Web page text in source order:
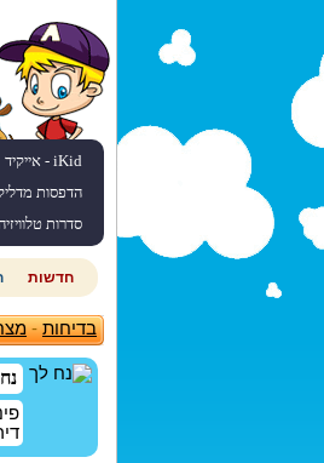
iKid - אייקיד
הדפסות
סדרות
חדשות
בדיחות-